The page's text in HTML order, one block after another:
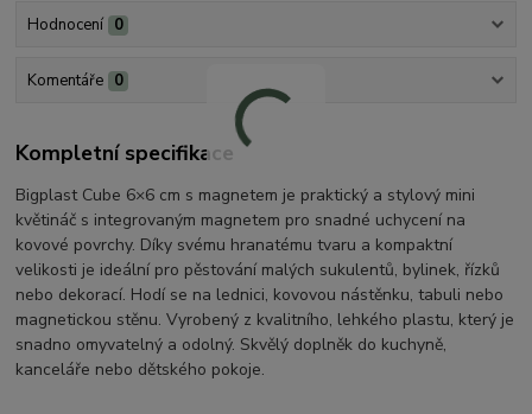
Hodnocení 0
Komentáře 0
Kompletní specifikace
Bigplast Cube 6×6 cm s magnetem je praktický a stylový mini
květináč s integrovaným magnetem pro snadné uchycení na
kovové povrchy. Díky svému hranatému tvaru a kompaktní
velikosti je ideální pro pěstování malých sukulentů, bylinek, řízků
nebo dekorací. Hodí se na lednici, kovovou nástěnku, tabuli nebo
magnetickou stěnu. Vyrobený z kvalitního, lehkého plastu, který je
snadno omyvatelný a odolný. Skvělý doplněk do kuchyně,
kanceláře nebo dětského pokoje.